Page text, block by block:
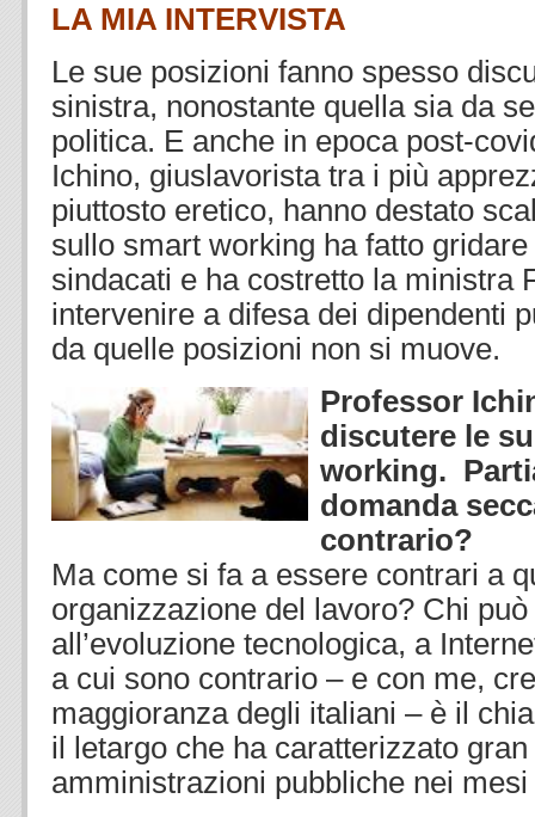
LA MIA INTERVISTA
Le sue posizioni fanno spesso
sinistra, nonostante quella sia da
politica. E anche in epoca post-
Ichino, giuslavorista tra i più
piuttosto eretico, hanno destato
sullo smart working ha fatto
sindacati e ha costretto la ministra
intervenire a difesa dei dipendenti
da quelle posizioni non si muove.
Professor
discutere le
working.
domanda
contrario?
Ma come si fa a essere contrari a
organizzazione del lavoro? Chi
all’evoluzione tecnologica, a
a cui sono contrario – e con me,
maggioranza degli italiani – è il
il letargo che ha caratterizzato
amministrazioni pubbliche nei